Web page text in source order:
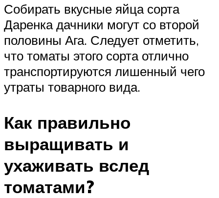
Собирать вкусные яйца сорта
Даренка дачники могут со второй
половины Ага. Следует отметить,
что томаты этого сорта отлично
транспортируются лишенный чего
утраты товарного вида.
Как правильно
выращивать и
ухаживать вслед
томатами?